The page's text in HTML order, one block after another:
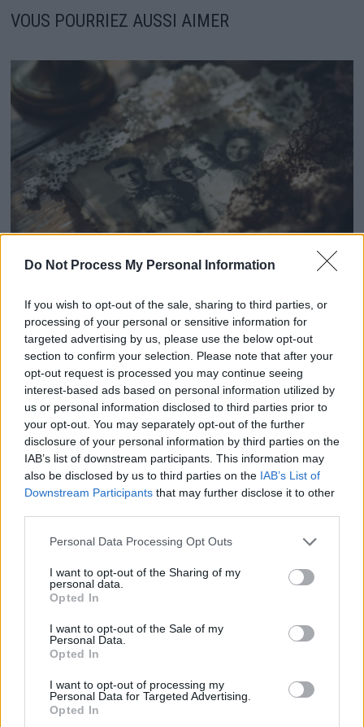
Do Not Process My Personal Information
If you wish to opt-out of the sale, sharing to third parties, or
processing of your personal or sensitive information for
targeted advertising by us, please use the below opt-out
section to confirm your selection. Please note that after your
opt-out request is processed you may continue seeing
interest-based ads based on personal information utilized by
us or personal information disclosed to third parties prior to
your opt-out. You may separately opt-out of the further
disclosure of your personal information by third parties on the
IAB’s list of downstream participants. This information may
also be disclosed by us to third parties on the IAB’s List of
Downstream Participants that may further disclose it to other
Personal Data Processing Opt Outs
I want to opt-out of the Sharing of my
personal data.
Opted In
I want to opt-out of the Sale of my
Personal Data.
Opted In
I want to opt-out of processing my
Personal Data for Targeted Advertising.
Opted In
VOUS POURRIEZ AUSSI AIMER
disparu il y a 32 ans
16 juillet 2026
Kate Middleton séparée de George, Charlotte et
Louis pour Noël ? Mike Tindall balance
12 décembre 2024